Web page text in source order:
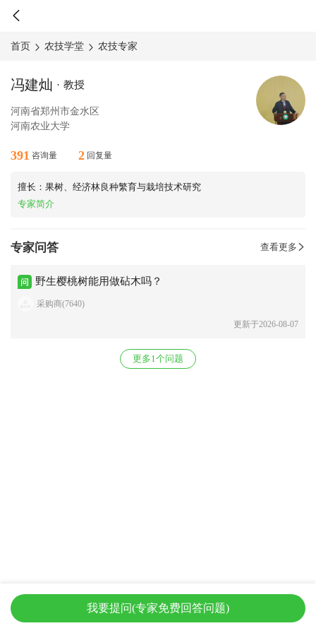
首页 农技学堂 农技专家
冯建灿 · 教授
河南省郑州市金水区
河南农业大学
391 咨询量 2 回复量
擅长：果树、经济林良种繁育与栽培技术研究
专家简介
专家问答 查看更多
野生樱桃树能用做砧木吗？
采购商(7640)
更新于2026-08-07
更多1个问题
我要提问(专家免费回答问题)